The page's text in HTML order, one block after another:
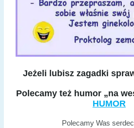
Jeżeli lubisz zagadki
Polecamy też humor „na
HUMOR
Polecamy Was